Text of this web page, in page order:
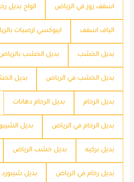
اسقف روز في الرياض الواح بديل
الياف اسقف ايبوكسي ارضيات
بديل الخشب بديل الخشب بالرياض
بديل الخشب في الرياض بديل
بديل الرخام بديل الرخام دهانات
بديل الرخام في الرياض بديل
بديل بركيه بديل خشب الرياض
بديل رخام في الرياض بديل شيبورد